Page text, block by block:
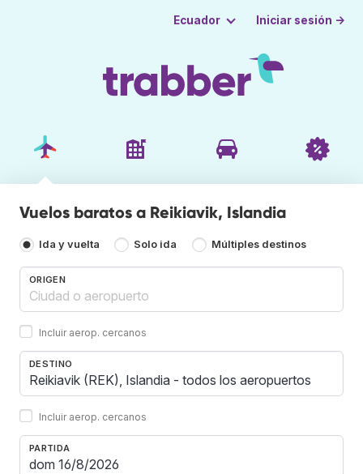
Ecuador Iniciar sesión →
Vuelos baratos a Reikiavik, Islandia
Ida y vuelta Solo ida Múltiples destinos
ORIGEN
Incluir aerop. cercanos
DESTINO
Incluir aerop. cercanos
PARTIDA